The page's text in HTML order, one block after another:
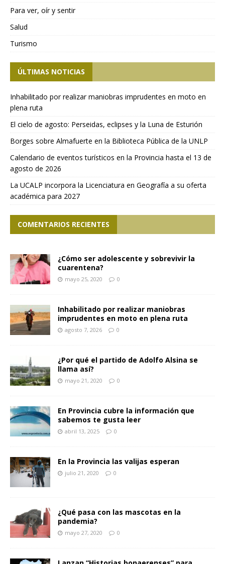
Para ver, oír y sentir
Salud
Turismo
ÚLTIMAS NOTICIAS
Inhabilitado por realizar maniobras imprudentes en moto en
plena ruta
El cielo de agosto: Perseidas, eclipses y la Luna de Esturión
Borges sobre Almafuerte en la Biblioteca Pública de la UNLP
Calendario de eventos turísticos en la Provincia hasta el 13 de
agosto de 2026
La UCALP incorpora la Licenciatura en Geografía a su oferta
académica para 2027
COMENTARIOS RECIENTES
¿Cómo ser adolescente y sobrevivir la
cuarentena?
mayo 25, 2020 0
Inhabilitado por realizar maniobras
imprudentes en moto en plena ruta
agosto 7, 2026 0
¿Por qué el partido de Adolfo Alsina se
llama así?
mayo 21, 2020 0
En Provincia cubre la información que
sabemos te gusta leer
abril 13, 2025 0
En la Provincia las valijas esperan
julio 21, 2020 0
¿Qué pasa con las mascotas en la
pandemia?
mayo 27, 2020 0